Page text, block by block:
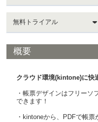
無料トライアル
概要
クラウド環境(kintone)に快
・帳票デザインはフリーソ
できます！
・kintoneから、PDFで帳票